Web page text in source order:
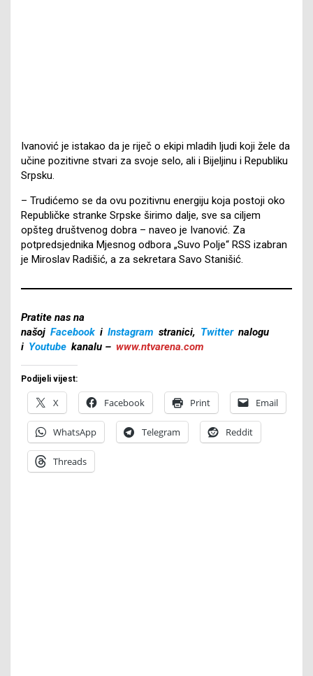
Ivanović je istakao da je riječ o ekipi mladih ljudi koji žele da
učine pozitivne stvari za svoje selo, ali i Bijeljinu i Republiku
Srpsku.
– Trudićemo se da ovu pozitivnu energiju koja postoji oko
Republičke stranke Srpske širimo dalje, sve sa ciljem
opšteg društvenog dobra – naveo je Ivanović. Za
potpredsjednika Mjesnog odbora „Suvo Polje“ RSS izabran
je Miroslav Radišić, a za sekretara Savo Stanišić.
Pratite nas na
našoj Facebook i Instagram stranici, Twitter nalogu
i Youtube kanalu – www.ntvarena.com
Podijeli vijest:
X Facebook Print Email
WhatsApp Telegram Reddit
Threads